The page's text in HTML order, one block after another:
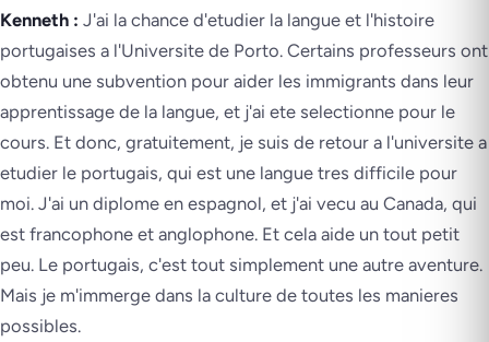
Kenneth : J'ai la chance d'etudier la langue et l'histoire
portugaises a l'Universite de Porto. Certains professeurs ont
obtenu une subvention pour aider les immigrants dans leur
apprentissage de la langue, et j'ai ete selectionne pour le
cours. Et donc, gratuitement, je suis de retour a l'universite a
etudier le portugais, qui est une langue tres difficile pour
moi. J'ai un diplome en espagnol, et j'ai vecu au Canada, qui
est francophone et anglophone. Et cela aide un tout petit
peu. Le portugais, c'est tout simplement une autre aventure.
Mais je m'immerge dans la culture de toutes les manieres
possibles.